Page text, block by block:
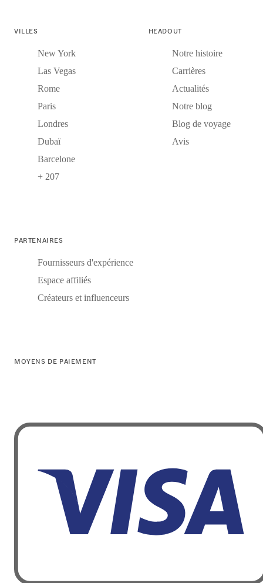
VILLES
New York
Las Vegas
Rome
Paris
Londres
Dubaï
Barcelone
+ 207
HEADOUT
Notre histoire
Carrières
Actualités
Notre blog
Blog de voyage
Avis
PARTENAIRES
Fournisseurs d'expérience
Espace affiliés
Créateurs et influenceurs
MOYENS DE PAIEMENT